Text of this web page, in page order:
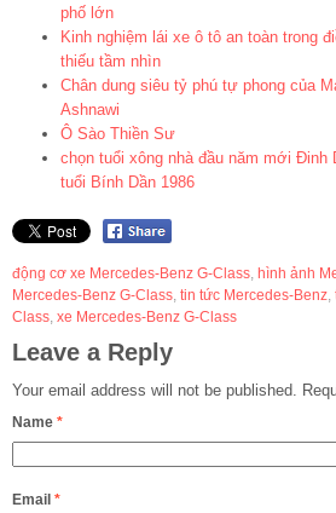
phố lớn
Kinh nghiệm lái xe ô tô an toàn trong
thiếu tầm nhìn
Chân dung siêu tỷ phú tự phong của
Ashnawi
Ô Sào Thiền Sư
chọn tuổi xông nhà đầu năm mới Đinh
tuổi Bính Dần 1986
động cơ xe Mercedes-Benz G-Class hình ảnh
Mercedes-Benz G-Class tin tức Mercedes-Benz
Class xe Mercedes-Benz G-Class
Leave a Reply
Your email address will not be published.
Name *
Email *